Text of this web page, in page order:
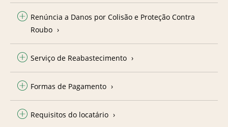
Renúncia a Danos por Colisão e Proteção Contra
Roubo
Serviço de Reabastecimento
Formas de Pagamento
Requisitos do locatário